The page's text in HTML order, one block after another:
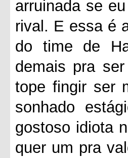
arruinada se
rival. E essa é
do time de
demais pra
tope fingir ser
sonhado
gostoso idiota
quer um pra